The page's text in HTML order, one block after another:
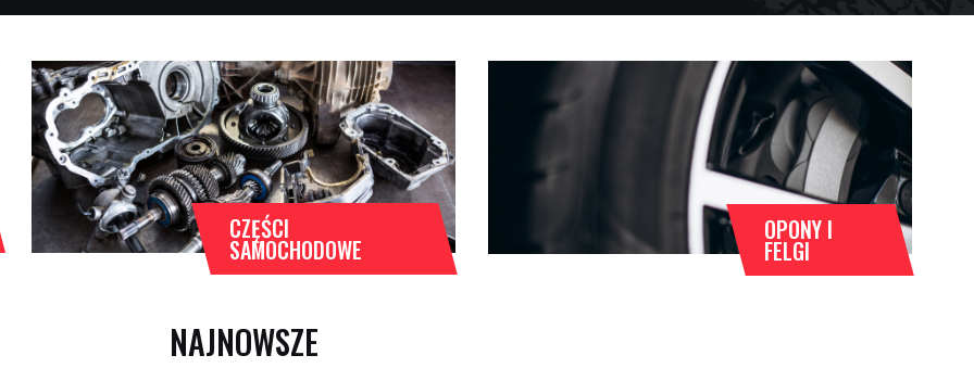
CZĘŚCI
SAMOCHODOWE
OPONY I
FELGI
NAJNOWSZE